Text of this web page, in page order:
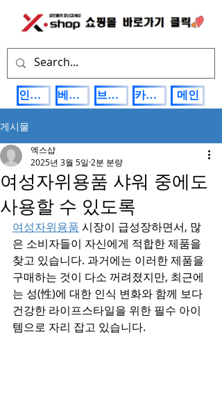
인기상품 베스트제품 브랜드관 카테고리 메인
게시물
여성자위용품 샤워 중에도
사용할 수 있도록
엑스샵
2025년 3월 5일 2분 분량
여성자위용품 시장이 급성장하면서, 많
은 소비자들이 자신에게 적합한 제품을
찾고 있습니다. 과거에는 이러한 제품을
구매하는 것이 다소 꺼려졌지만, 최근에
는 성(性)에 대한 인식 변화와 함께 보다
건강한 라이프스타일을 위한 필수 아이
템으로 자리 잡고 있습니다.